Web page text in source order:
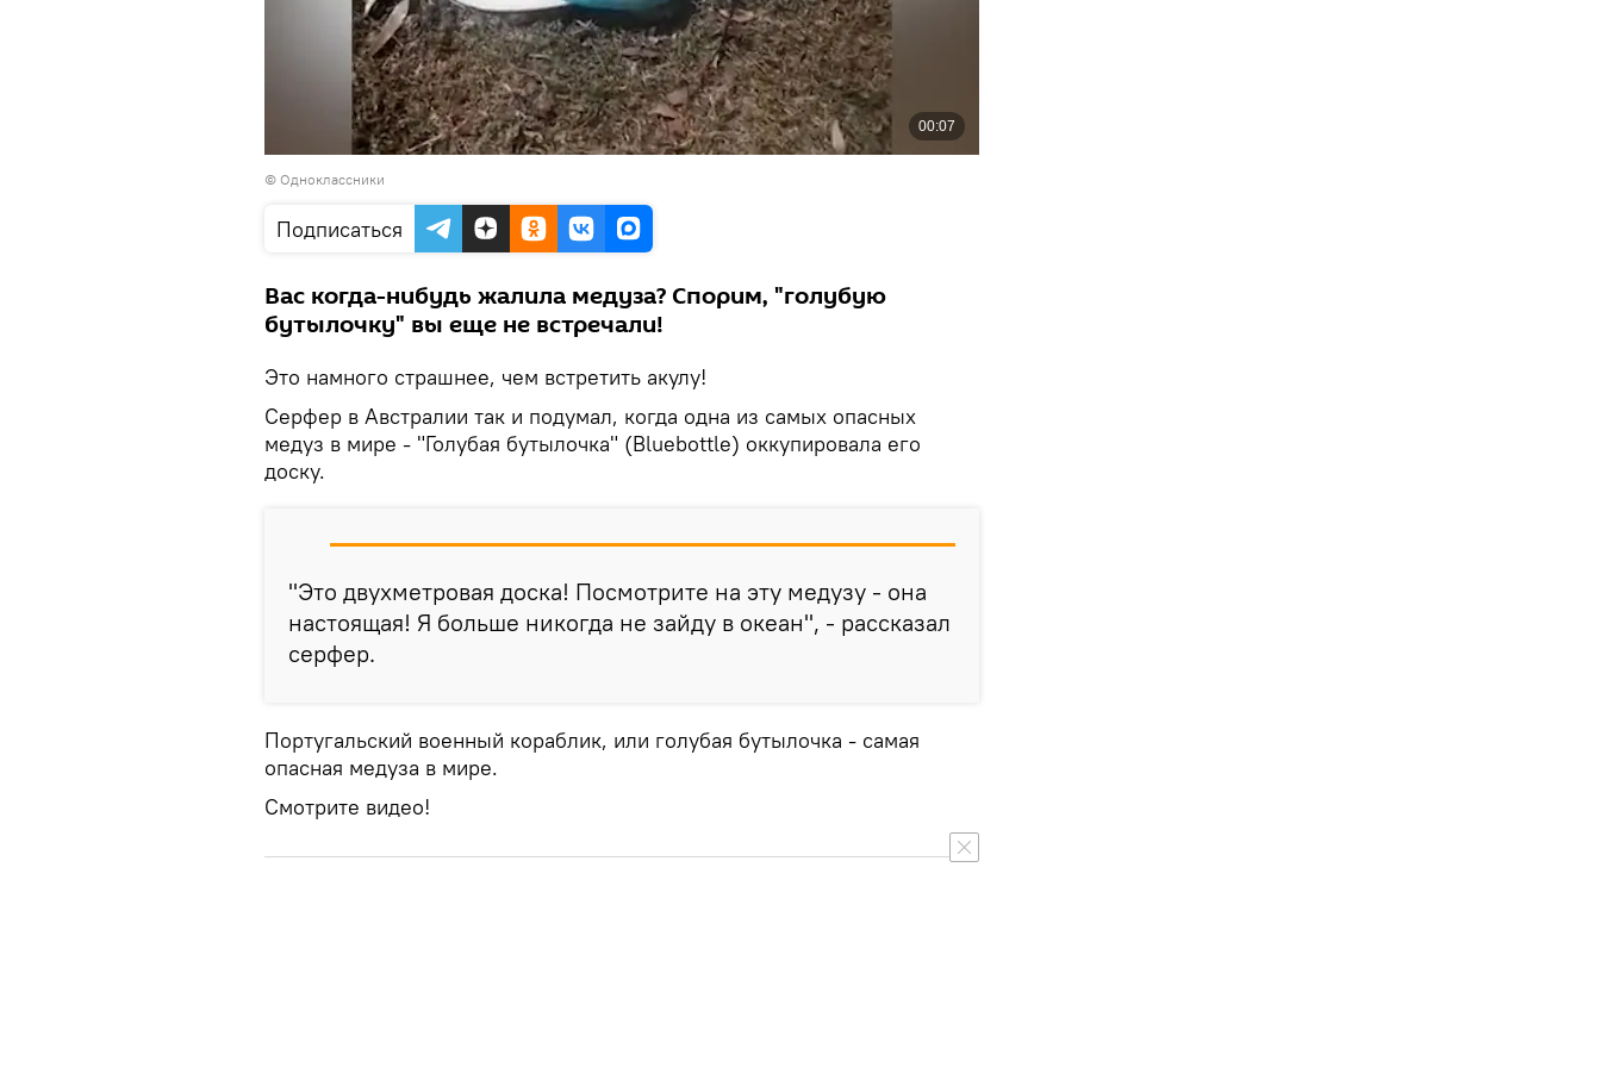
© Одноклассники
Подписаться
Вас когда-нибудь жалила медуза? Спорим, "голубую
бутылочку" вы еще не встречали!
Это намного страшнее, чем встретить акулу!
Серфер в Австралии так и подумал, когда одна из самых опасных
медуз в мире - "Голубая бутылочка" (Bluebottle) оккупировала его
доску.
"Это двухметровая доска! Посмотрите на эту медузу - она
настоящая! Я больше никогда не зайду в океан", - рассказал
серфер.
Португальский военный кораблик, или голубая бутылочка - самая
опасная медуза в мире.
Смотрите видео!